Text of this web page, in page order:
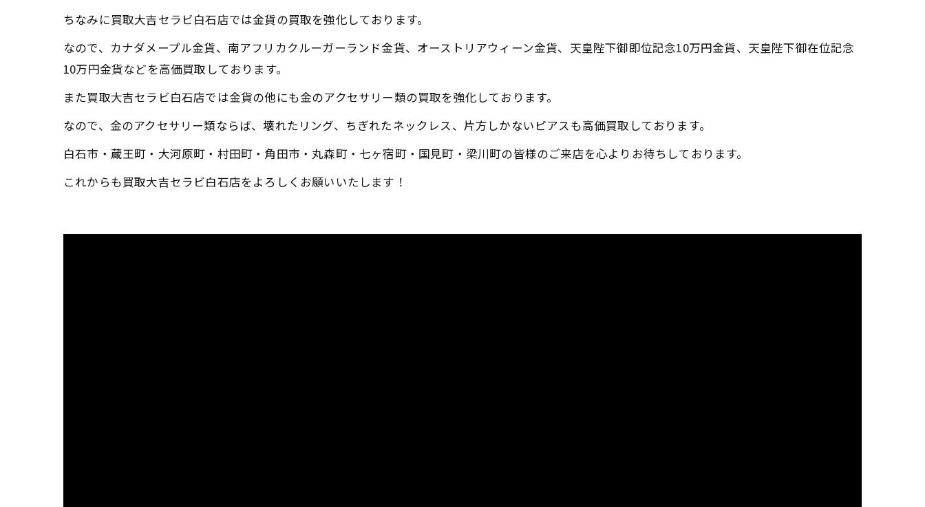
ちなみに買取大吉セラビ白石店では金貨の買取を強化しております。
なので、カナダメープル金貨、南アフリカクルーガーランド金貨、オーストリアウィーン金貨、天皇陛下御即位記念10万円金貨、天皇陛下御在位記念
10万円金貨などを高価買取しております。
また買取大吉セラビ白石店では金貨の他にも金のアクセサリー類の買取を強化しております。
なので、金のアクセサリー類ならば、壊れたリング、ちぎれたネックレス、片方しかないピアスも高価買取しております。
白石市・蔵王町・大河原町・村田町・角田市・丸森町・七ヶ宿町・国見町・梁川町の皆様のご来店を心よりお待ちしております。
これからも買取大吉セラビ白石店をよろしくお願いいたします！